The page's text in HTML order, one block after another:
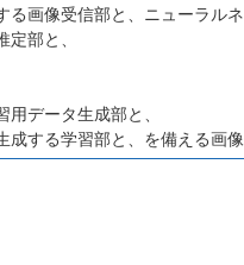
画像受信部と、ニューラル
部と、
データ生成部と、
する学習部と、を備える画像